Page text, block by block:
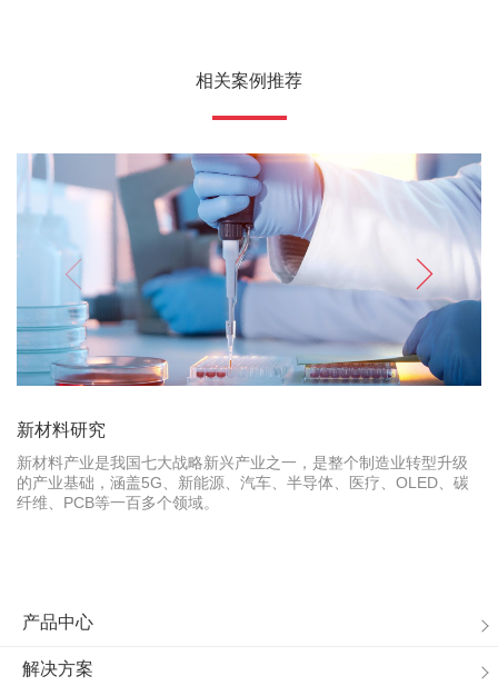
相关案例推荐
新材料研究
新材料产业是我国七大战略新兴产业之一，是整个制造业转型升级
的产业基础，涵盖5G、新能源、汽车、半导体、医疗、OLED、碳
纤维、PCB等一百多个领域。
产品中心
解决方案